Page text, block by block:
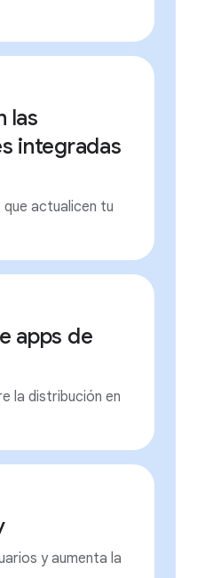
las
integradas
actualicen tu
apps de
la distribución en
y aumenta la